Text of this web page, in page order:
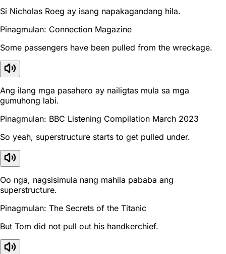
Si Nicholas Roeg ay isang napakagandang hila.
Pinagmulan: Connection Magazine
Some passengers have been pulled from the wreckage.
Ang ilang mga pasahero ay nailigtas mula sa mga
gumuhong labi.
Pinagmulan: BBC Listening Compilation March 2023
So yeah, superstructure starts to get pulled under.
Oo nga, nagsisimula nang mahila pababa ang
superstructure.
Pinagmulan: The Secrets of the Titanic
But Tom did not pull out his handkerchief.